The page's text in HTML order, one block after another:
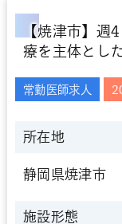
【焼津市】
療を主体とし
常勤医師求人
所在地
静岡県焼津市
施設形態